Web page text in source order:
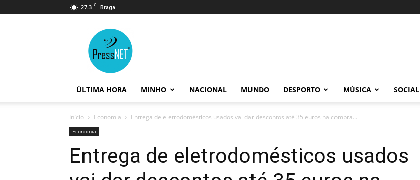
27.3 C Braga
ÚLTIMA HORA MINHO NACIONAL MUNDO DESPORTO MÚSICA SOCIAL
Início Economia Entrega de eletrodomésticos usados vai dar descontos até 35 euros na compra...
Economia
Entrega de eletrodomésticos usados